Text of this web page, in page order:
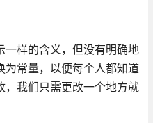
一样的含义，但没有明确地
为常量，以便每个人都知道
，我们只需更改一个地方就